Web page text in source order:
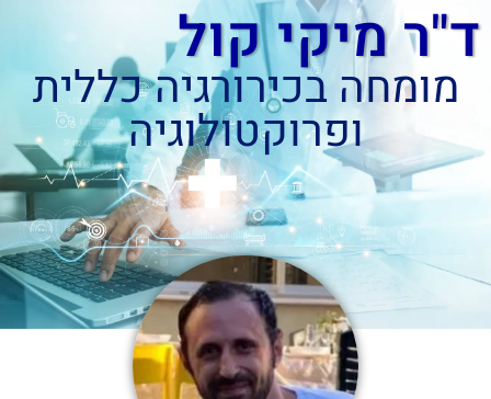
ד"ר מיקי קול
מומחה בכירורגיה כללית
ופרוקטולוגיה